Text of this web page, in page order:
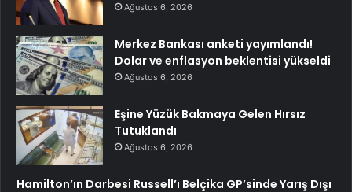
Ağustos 6, 2026
Merkez Bankası anketi yayımlandı!
Dolar ve enflasyon beklentisi yükseldi
Ağustos 6, 2026
Eşine Yüzük Bakmaya Gelen Hırsız
Tutuklandı
Ağustos 6, 2026
Hamilton’ın Darbesi Russell’ı Belçika GP’sinde Yarış Dışı